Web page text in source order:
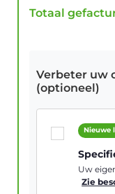
Totaal
Verbeter uw
(optioneel)
Nieuwe
Uw
Zie